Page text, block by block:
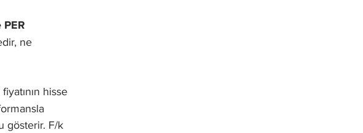
PER
ne
hisse
gösterir. F/k